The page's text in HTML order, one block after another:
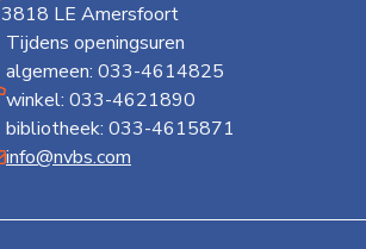
3818 LE Amersfoort
Tijdens openingsuren
algemeen: 033-4614825
winkel: 033-4621890
bibliotheek: 033-4615871
info@nvbs.com